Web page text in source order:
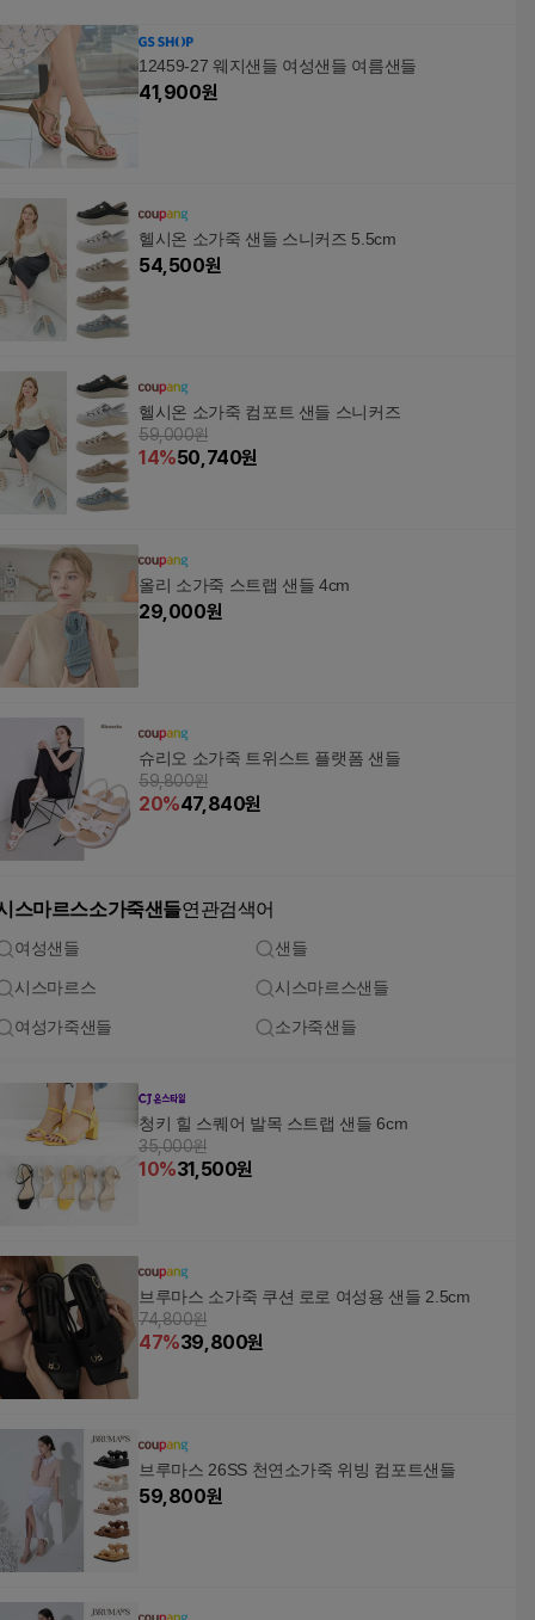
12459-27 웨지샌들 여성샌들 여름샌들
41,900원
헬시온 소가죽 샌들 스니커즈 5.5cm
54,500원
헬시온 소가죽 컴포트 샌들 스니커즈
59,000원
14%50,740원
올리 소가죽 스트랩 샌들 4cm
29,000원
슈리오 소가죽 트위스트 플랫폼 샌들
59,800원
20%47,840원
스마르스소가죽샌들연관검색어
여성샌들 샌들
시스마르스 시스마르스샌들
여성가죽샌들 소가죽샌들
청키 힐 스퀘어 발목 스트랩 샌들 6cm
35,000원
10%31,500원
브루마스 소가죽 쿠션 로로 여성용 샌들 2.5cm
74,800원
47%39,800원
브루마스 26SS 천연소가죽 위빙 컴포트샌들
59,800원